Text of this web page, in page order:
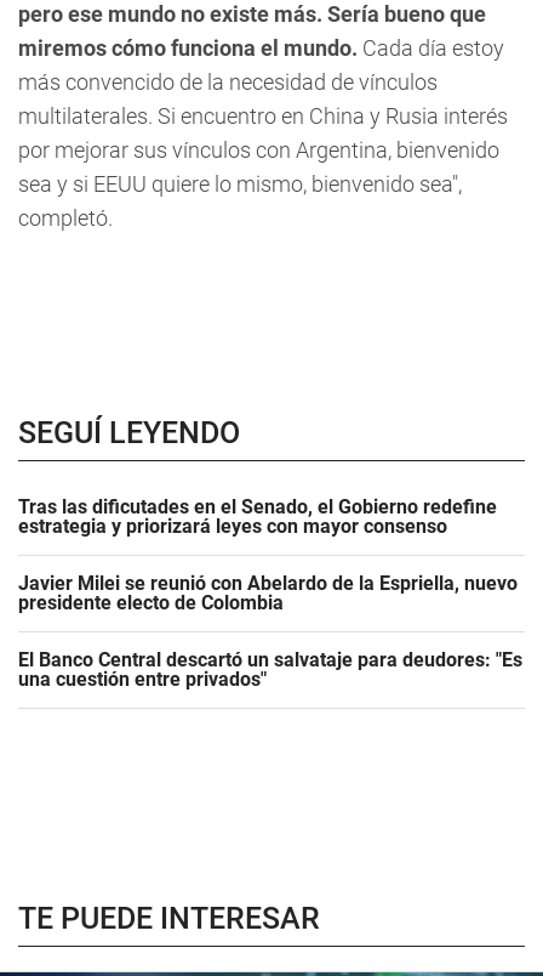
pero ese mundo no existe más. Sería bueno que
miremos cómo funciona el mundo. Cada día estoy
más convencido de la necesidad de vínculos
multilaterales. Si encuentro en China y Rusia interés
por mejorar sus vínculos con Argentina, bienvenido
sea y si EEUU quiere lo mismo, bienvenido sea",
completó.
SEGUÍ LEYENDO
Tras las dificutades en el Senado, el Gobierno redefine
estrategia y priorizará leyes con mayor consenso
Javier Milei se reunió con Abelardo de la Espriella, nuevo
presidente electo de Colombia
El Banco Central descartó un salvataje para deudores: "Es
una cuestión entre privados"
TE PUEDE INTERESAR